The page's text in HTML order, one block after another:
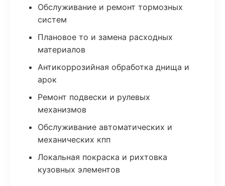
Обслуживание и ремонт тормозных
систем
Плановое то и замена расходных
материалов
Антикоррозийная обработка днища и
арок
Ремонт подвески и рулевых
механизмов
Обслуживание автоматических и
механических кпп
Локальная покраска и рихтовка
кузовных элементов